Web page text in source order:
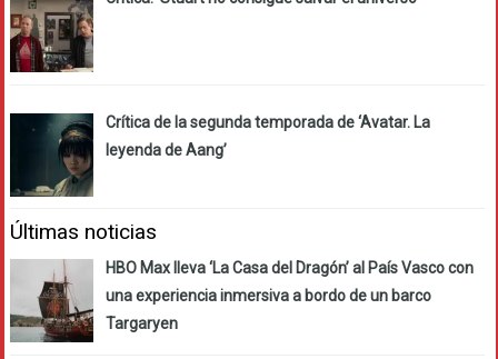
Crítica de la segunda temporada de ‘Avatar. La
leyenda de Aang’
Últimas noticias
HBO Max lleva ‘La Casa del Dragón’ al País Vasco con
una experiencia inmersiva a bordo de un barco
Targaryen